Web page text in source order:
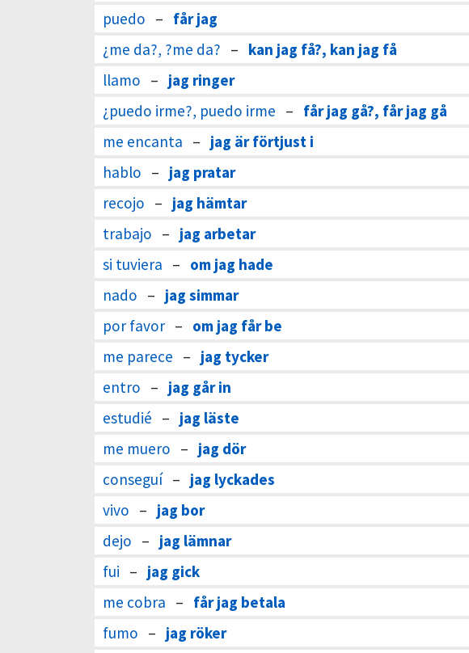
puedo – får jag
¿me da?, ?me da? – kan jag få?, kan jag få
llamo – jag ringer
¿puedo irme?, puedo irme – får jag gå?, får jag gå
me encanta – jag är förtjust i
hablo – jag pratar
recojo – jag hämtar
trabajo – jag arbetar
si tuviera – om jag hade
nado – jag simmar
por favor – om jag får be
me parece – jag tycker
entro – jag går in
estudié – jag läste
me muero – jag dör
conseguí – jag lyckades
vivo – jag bor
dejo – jag lämnar
fui – jag gick
me cobra – får jag betala
fumo – jag röker